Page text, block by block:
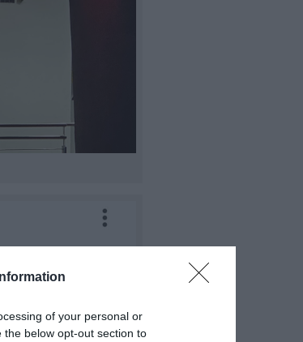
of your personal or
below opt-out section to